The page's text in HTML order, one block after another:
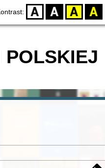
D BW YB BY
POLSKIEJ